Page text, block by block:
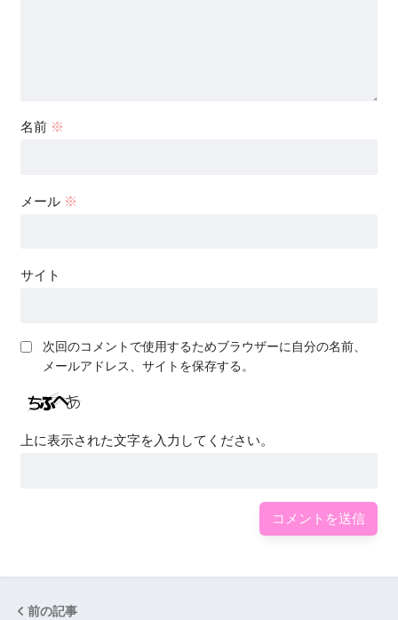
名前 ※
メール ※
サイト
次回のコメントで使用するためブラウザーに自分の名前、
メールアドレス、サイトを保存する。
上に表示された文字を入力してください。
前の記事